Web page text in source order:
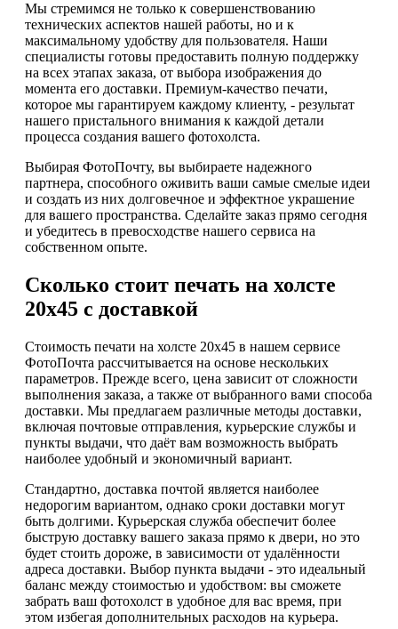
Мы стремимся не только к совершенствованию
технических аспектов нашей работы, но и к
максимальному удобству для пользователя. Наши
специалисты готовы предоставить полную поддержку
на всех этапах заказа, от выбора изображения до
момента его доставки. Премиум-качество печати,
которое мы гарантируем каждому клиенту, - результат
нашего пристального внимания к каждой детали
процесса создания вашего фотохолста.
Выбирая ФотоПочту, вы выбираете надежного
партнера, способного оживить ваши самые смелые идеи
и создать из них долговечное и эффектное украшение
для вашего пространства. Сделайте заказ прямо сегодня
и убедитесь в превосходстве нашего сервиса на
собственном опыте.
Сколько стоит печать на холсте
20х45 с доставкой
Стоимость печати на холсте 20х45 в нашем сервисе
ФотоПочта рассчитывается на основе нескольких
параметров. Прежде всего, цена зависит от сложности
выполнения заказа, а также от выбранного вами способа
доставки. Мы предлагаем различные методы доставки,
включая почтовые отправления, курьерские службы и
пункты выдачи, что даёт вам возможность выбрать
наиболее удобный и экономичный вариант.
Стандартно, доставка почтой является наиболее
недорогим вариантом, однако сроки доставки могут
быть долгими. Курьерская служба обеспечит более
быструю доставку вашего заказа прямо к двери, но это
будет стоить дороже, в зависимости от удалённости
адреса доставки. Выбор пункта выдачи - это идеальный
баланс между стоимостью и удобством: вы сможете
забрать ваш фотохолст в удобное для вас время, при
этом избегая дополнительных расходов на курьера.